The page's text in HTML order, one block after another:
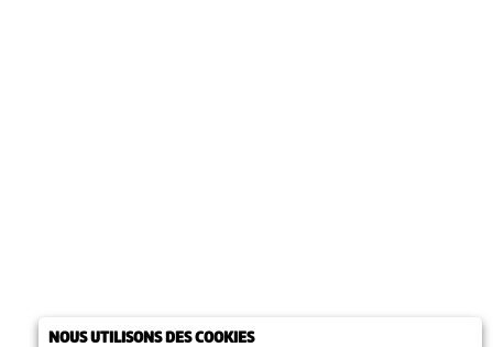
NOUS UTILISONS DES COOKIES